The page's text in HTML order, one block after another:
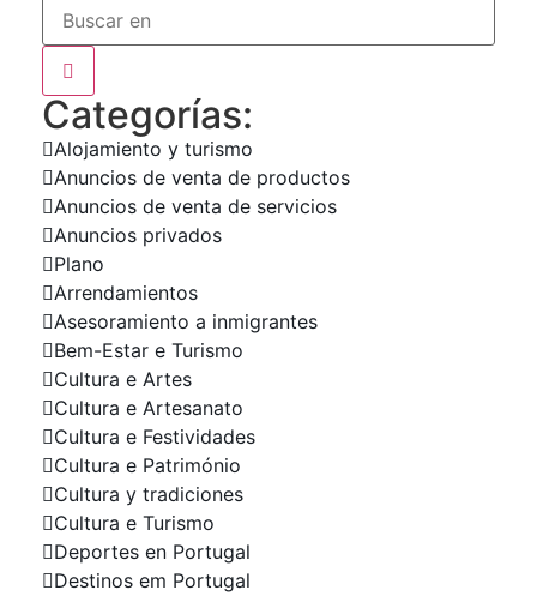
Categorías:
Alojamiento y turismo
Anuncios de venta de productos
Anuncios de venta de servicios
Anuncios privados
Plano
Arrendamientos
Asesoramiento a inmigrantes
Bem-Estar e Turismo
Cultura e Artes
Cultura e Artesanato
Cultura e Festividades
Cultura e Património
Cultura y tradiciones
Cultura e Turismo
Deportes en Portugal
Destinos em Portugal